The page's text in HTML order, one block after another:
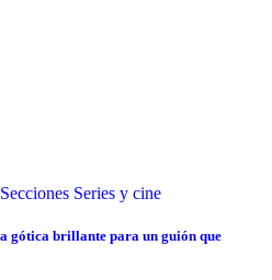
Secciones Series y cine
gótica brillante para un guión que